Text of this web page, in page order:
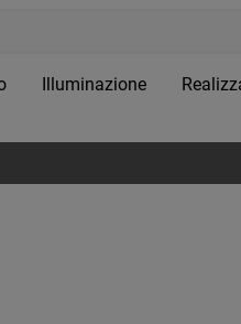
Illuminazione